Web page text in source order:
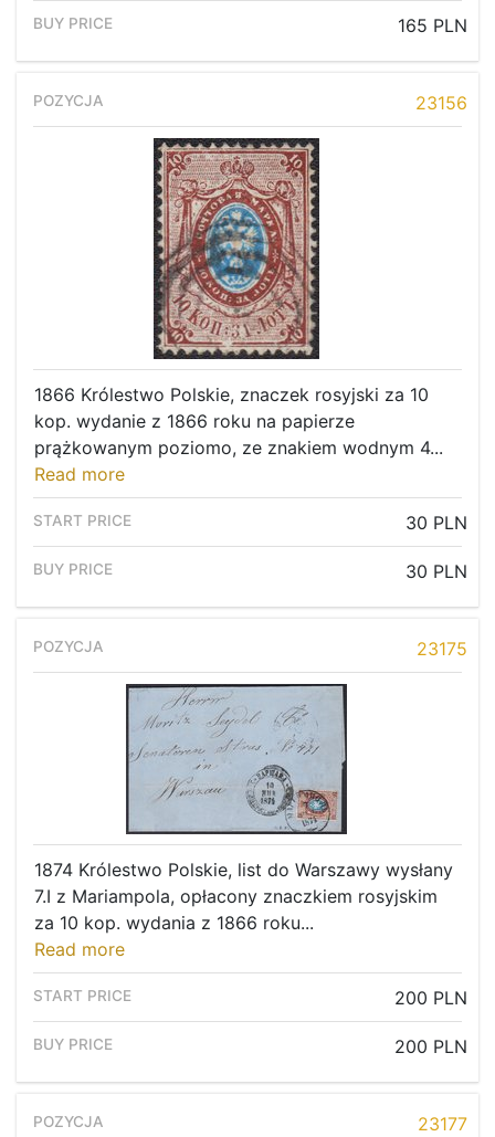
165 PLN
23156
1866 Królestwo Polskie, znaczek rosyjski za 10
kop. wydanie z 1866 roku na papierze
prążkowanym poziomo, ze znakiem wodnym 4...
Read more
30 PLN
30 PLN
23175
1874 Królestwo Polskie, list do Warszawy wysłany
7.I z Mariampola, opłacony znaczkiem rosyjskim
za 10 kop. wydania z 1866 roku...
Read more
200 PLN
200 PLN
23177